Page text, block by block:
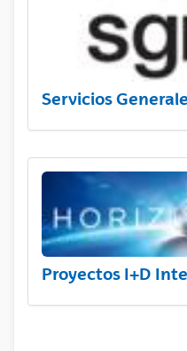
Servicios
Proyectos I+D